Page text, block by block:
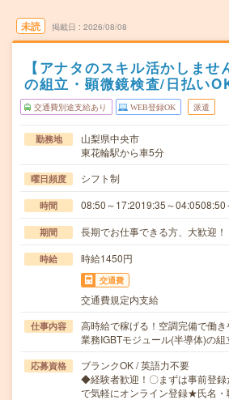
未読 掲載日 2026/08/08
【アナタのスキル活かしませ
の組立・顕微鏡検査/日払い
交通費別途支給あり WEB登録OK 派遣
勤務地
山梨県中央市
東花輪駅から車5分
曜日頻度 シフト制
時間 08:50～17:2019:35～04:0508:50
期間 長期でお仕事できる方、大歓迎！
時給 時給1450円
交通費
交通費規定内支給
仕事内容
高時給で稼げる！空調完備で働
業務IGBTモジュール(半導体)の
応募資格
ブランクOK / 英語力不要
◆経験者歓迎！〇まずは事前登
で気軽にオンライン登録★氏名